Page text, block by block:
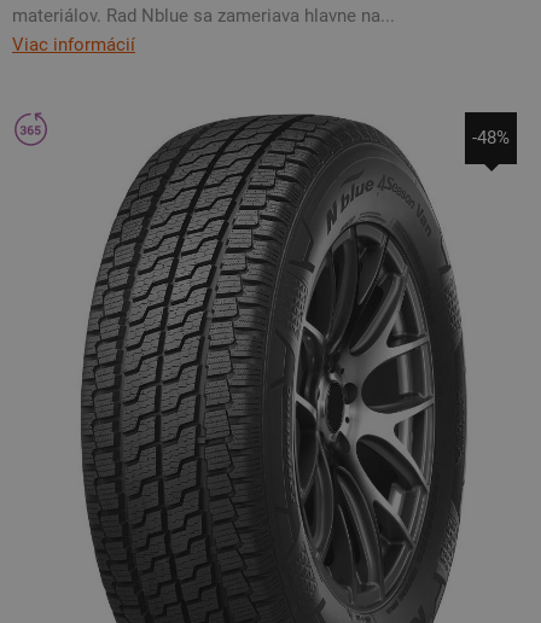
materiálov. Rad Nblue sa zameriava hlavne na...
Viac informácií
-48%